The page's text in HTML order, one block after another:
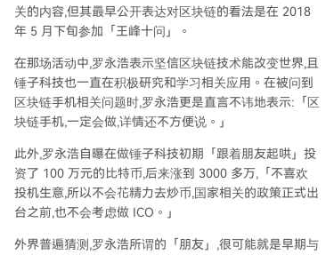
关的内容,但其最早公开表达对区块链的看法是在 2018
年 5 月下旬参加「王峰十问」。
在那场活动中,罗永浩表示坚信区块链技术能改变世界,且
锤子科技也一直在积极研究和学习相关应用。在被问到
区块链手机相关问题时,罗永浩更是直言不讳地表示:「区
块链手机,一定会做,详情还不方便说。」
此外,罗永浩自曝在做锤子科技初期「跟着朋友起哄」投
资了 100 万元的比特币,后来涨到 3000 多万,「不喜欢
投机生意,所以不会花精力去炒币,国家相关的政策正式出
台之前,也不会考虑做 ICO。」
外界普遍猜测,罗永浩所谓的「朋友」,很可能就是早期与